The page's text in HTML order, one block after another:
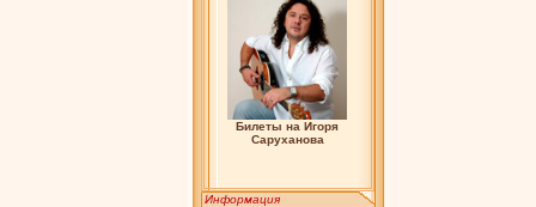
Билеты на Игоря
Саруханова
Информация